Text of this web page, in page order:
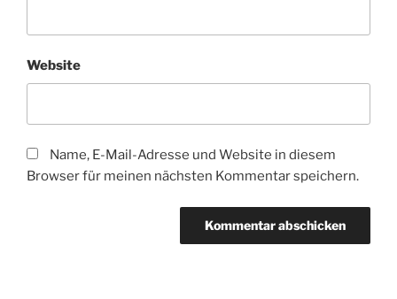
Website
Name, E-Mail-Adresse und Website in diesem
Browser für meinen nächsten Kommentar speichern.